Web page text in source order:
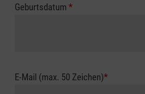
Geburtsdatum *
E-Mail (max. 50 Zeichen)*